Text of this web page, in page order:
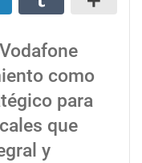
como
para
que
y